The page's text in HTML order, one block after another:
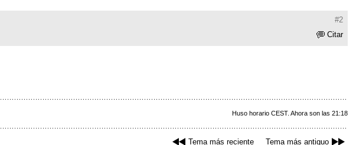
#2
Citar
Huso horario CEST. Ahora son las 21:18
Tema más reciente Tema más antiguo